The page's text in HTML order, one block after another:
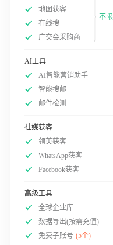
地图获客
在线搜
广交会采购商
不限
AI工具
AI智能营销助手
智能搜邮
邮件检测
社媒获客
领英获客
WhatsApp获客
Facebook获客
高级工具
全球企业库
数据导出(按需充值)
免费子账号 (5个)